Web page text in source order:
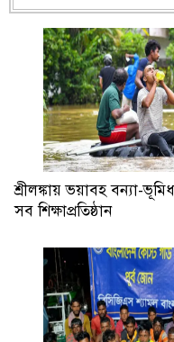
36
Nets
36
Nets
৭, বন্ধ সব
কেমন
শ্রীলঙ্কায় ভয়াবহ বন্যা-
সব শিক্ষাপ্রতিষ্ঠান